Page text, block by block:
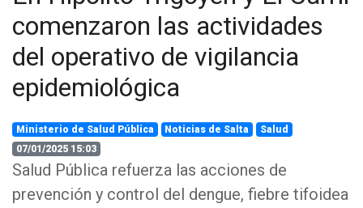
comenzaron las actividades
del operativo de vigilancia
epidemiológica
Ministerio de Salud Pública Noticias de Salta
Salud
07/01/2025 15:03
Salud Pública refuerza las acciones de
prevención y control del dengue, fiebre tifoidea